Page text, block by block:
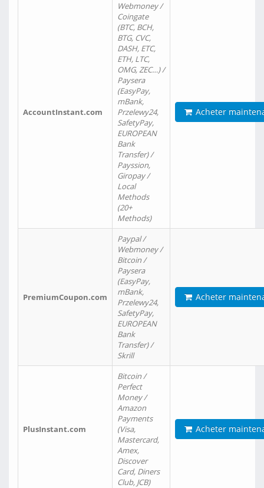
AccountInstant.com
Webmoney /
Coingate
(BTC, BCH,
BTG, CVC,
DASH, ETC,
ETH, LTC,
OMG, ZEC…) /
Paysera
(EasyPay,
mBank,
Przelewy24,
SafetyPay,
EUROPEAN
Bank
Transfer) /
Payssion,
Giropay /
Local
Methods
(20+
Methods)
Acheter
PremiumCoupon.com
Paypal /
Webmoney /
Bitcoin /
Paysera
(EasyPay,
mBank,
Przelewy24,
SafetyPay,
EUROPEAN
Bank
Transfer) /
Skrill
Acheter
PlusInstant.com
Bitcoin /
Perfect
Money /
Amazon
Payments
(Visa,
Mastercard,
Amex,
Discover
Card, Diners
Club, JCB)
Acheter